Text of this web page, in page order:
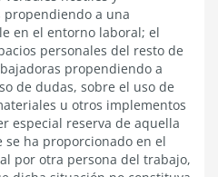
a una
en el entorno laboral; el
personales del resto de
propendiendo a
de dudas, sobre el uso de
u otros implementos
especial reserva de aquella
se ha proporcionado en el
por otra persona del trabajo,